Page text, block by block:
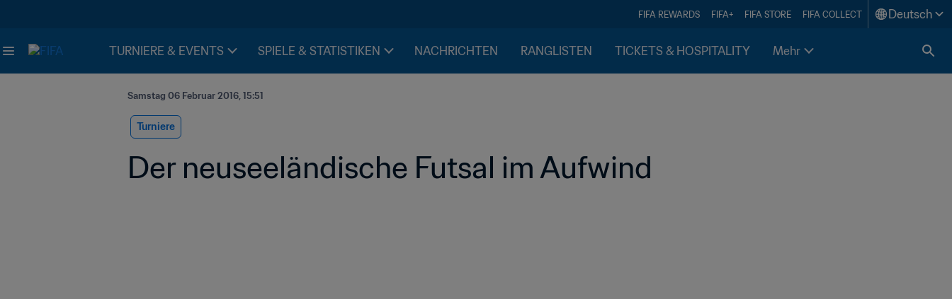
FIFA REWARDS FIFA+ FIFA STORE FIFA COLLECT Deutsch
TURNIERE & EVENTS SPIELE & STATISTIKEN NACHRICHTEN RANGLISTEN TICKETS & HOSPITALITY Mehr
Samstag 06 Februar 2016, 15:51
Turniere
Der neuseeländische Futsal im Aufwind